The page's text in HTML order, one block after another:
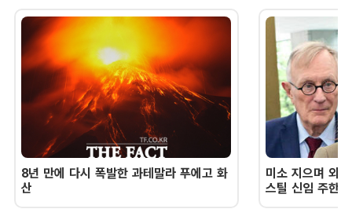
8년 만에 다시 폭발한 과테말라 푸에고 화
산
미소 지으며 외
스틸 신임 주한